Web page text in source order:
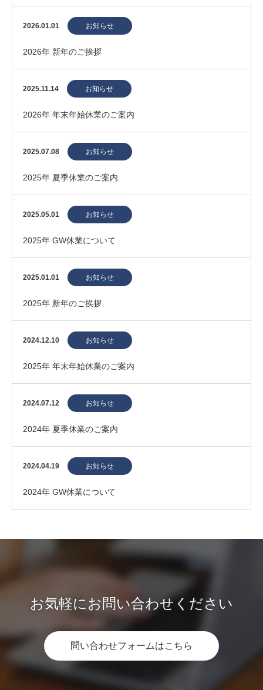
2026.01.01 お知らせ
2026年 新年のご挨拶
2025.11.14 お知らせ
2026年 年末年始休業のご案内
2025.07.08 お知らせ
2025年 夏季休業のご案内
2025.05.01 お知らせ
2025年 GW休業について
2025.01.01 お知らせ
2025年 新年のご挨拶
2024.12.10 お知らせ
2025年 年末年始休業のご案内
2024.07.12 お知らせ
2024年 夏季休業のご案内
2024.04.19 お知らせ
2024年 GW休業について
お気軽にお問い合わせください
問い合わせフォームはこちら